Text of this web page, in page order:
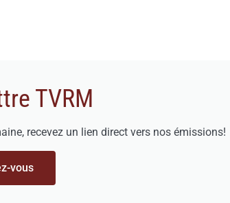
TVRM
recevez un lien direct vers nos émissions!
vous